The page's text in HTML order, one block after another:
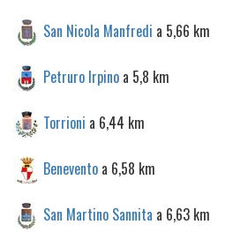
San Nicola Manfredi a 5,66 km
Petruro Irpino a 5,8 km
Torrioni a 6,44 km
Benevento a 6,58 km
San Martino Sannita a 6,63 km